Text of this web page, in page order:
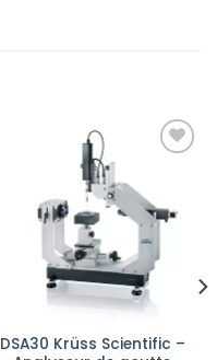
Ajouter
à la liste
d’envies
DSA30 Krüss Scientific –